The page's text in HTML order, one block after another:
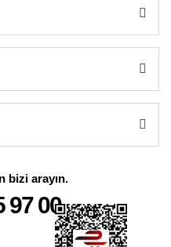
bizi arayın.
97 00